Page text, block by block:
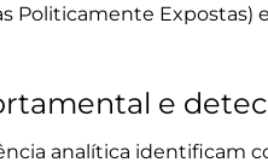
Politicamente Expostas)
e
analítica identificam